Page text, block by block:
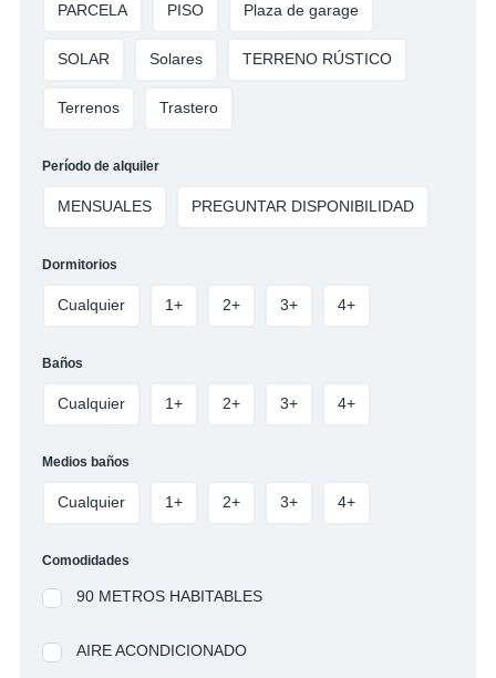
PARCELA PISO Plaza de garage
SOLAR Solares TERRENO RÚSTICO
Terrenos Trastero
Período de alquiler
MENSUALES PREGUNTAR DISPONIBILIDAD
Dormitorios
Cualquier 1+ 2+ 3+ 4+
Baños
Cualquier 1+ 2+ 3+ 4+
Medios baños
Cualquier 1+ 2+ 3+ 4+
Comodidades
90 METROS HABITABLES
AIRE ACONDICIONADO